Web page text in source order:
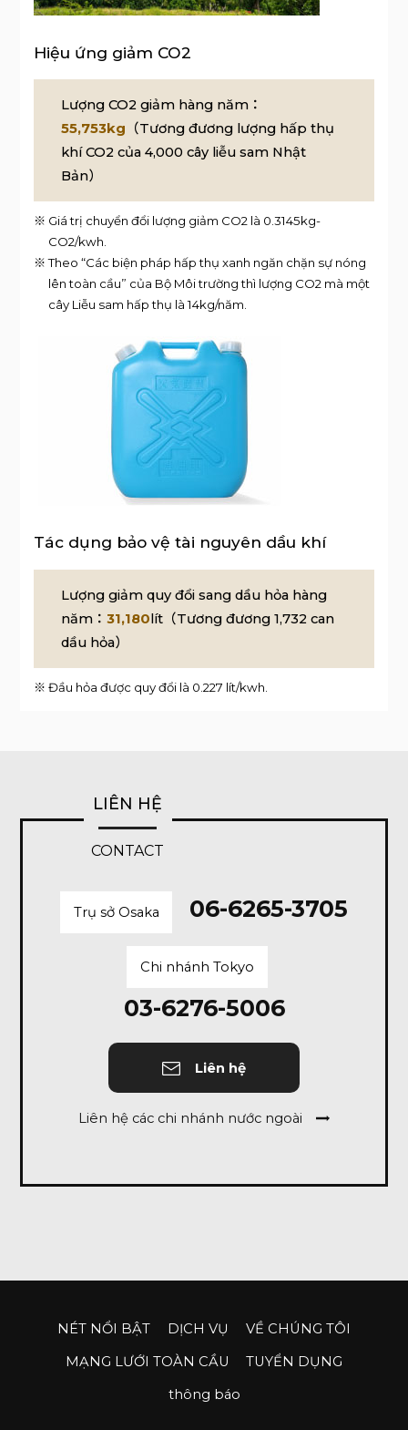
Hiệu ứng giảm CO2
Lượng CO2 giảm hàng năm：
55,753kg （Tương đương lượng hấp thụ
khí CO2 của 4,000 cây liễu sam Nhật
Bản）
※ Giá trị chuyển đổi lượng giảm CO2 là 0.3145kg-
CO2/kwh.
※ Theo “Các biện pháp hấp thụ xanh ngăn chặn sự nóng
lên toàn cầu” của Bộ Môi trường thì lượng CO2 mà một
cây Liễu sam hấp thụ là 14kg/năm.
Tác dụng bảo vệ tài nguyên dầu khí
Lượng giảm quy đổi sang dầu hỏa hàng
năm： 31,180lít（Tương đương 1,732 can
dầu hỏa）
※ Đầu hỏa được quy đổi là 0.227 lít/kwh.
LIÊN HỆ
CONTACT
Trụ sở Osaka 06-6265-3705
Chi nhánh Tokyo
03-6276-5006
Liên hệ
Liên hệ các chi nhánh nước ngoài
NÉT NỔI BẬT DỊCH VỤ
VỀ CHÚNG TÔI
MẠNG LƯỚI TOÀN CẦU
TUYỂN DỤNG
thông báo